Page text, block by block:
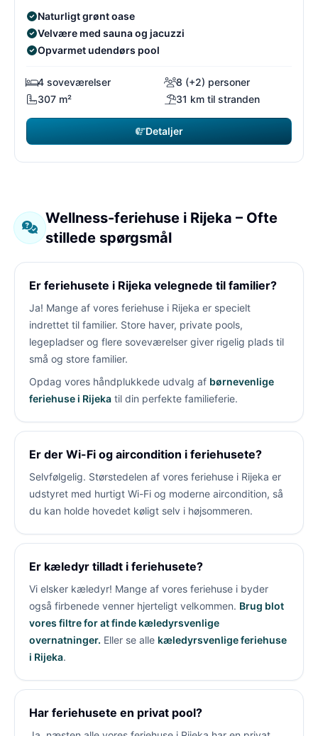
Naturligt grønt oase
Velvære med sauna og jacuzzi
Opvarmet udendørs pool
4 soveværelser
8 (+2) personer
307 m²
31 km til stranden
Detaljer
Wellness-feriehuse i Rijeka – Ofte
stillede spørgsmål
Er feriehusete i Rijeka velegnede til familier?
Ja! Mange af vores feriehuse i Rijeka er specielt
indrettet til familier. Store haver, private pools,
legepladser og flere soveværelser giver rigelig plads til
små og store familier.
Opdag vores håndplukkede udvalg af børnevenlige
feriehuse i Rijeka til din perfekte familieferie.
Er der Wi-Fi og aircondition i feriehusete?
Selvfølgelig. Størstedelen af vores feriehuse i Rijeka er
udstyret med hurtigt Wi-Fi og moderne aircondition, så
du kan holde hovedet køligt selv i højsommeren.
Er kæledyr tilladt i feriehusete?
Vi elsker kæledyr! Mange af vores feriehuse i byder
også firbenede venner hjerteligt velkommen. Brug blot
vores filtre for at finde kæledyrsvenlige
overnatninger. Eller se alle kæledyrsvenlige feriehuse
i Rijeka.
Har feriehusete en privat pool?